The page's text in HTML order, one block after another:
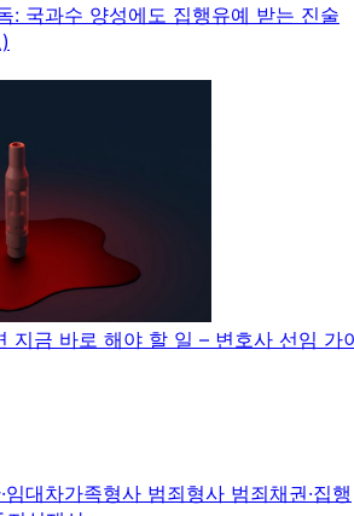
: 국과수 양성에도 집행유예 받는 진술
지금 바로 해야 할 일 – 변호사 선임 가
임대차가족형사 범죄형사 범죄채권·집행